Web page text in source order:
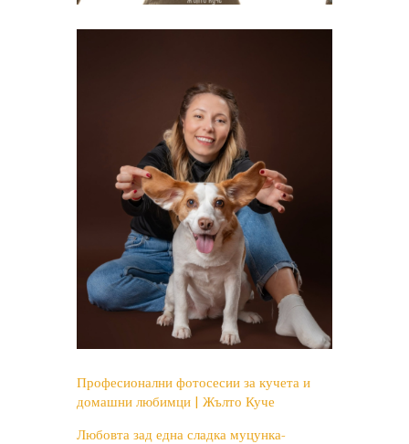
Професионални фотосесии за кучета и
домашни любимци | Жълто Куче
Любовта зад една сладка муцунка-